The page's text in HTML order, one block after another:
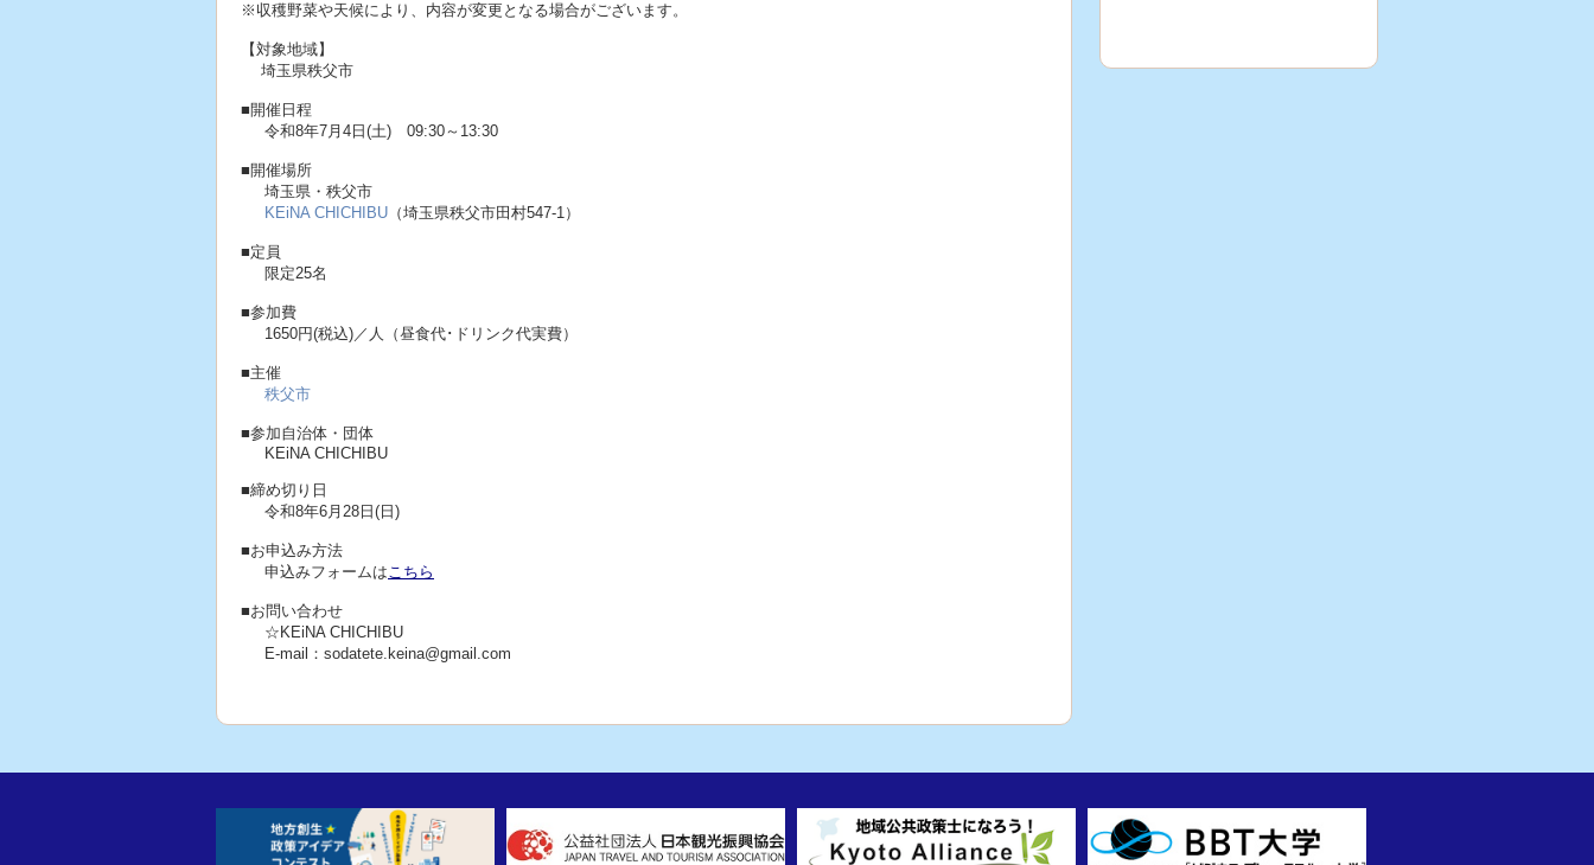
※収穫野菜や天候により、内容が変更となる場合がございます。
【対象地域】
埼玉県秩父市
■開催日程
令和8年7月4日(土) 09:30～13:30
■開催場所
埼玉県・秩父市
KEiNA CHICHIBU （埼玉県秩父市田村547-1）
■定員
限定25名
■参加費
1650円(税込)／人（昼食代･ドリンク代実費）
■主催
秩父市
■参加自治体・団体
KEiNA CHICHIBU
■締め切り日
令和8年6月28日(日)
■お申込み方法
申込みフォームはこちら
■お問い合わせ
☆KEiNA CHICHIBU
E-mail：sodatete.keina@gmail.com